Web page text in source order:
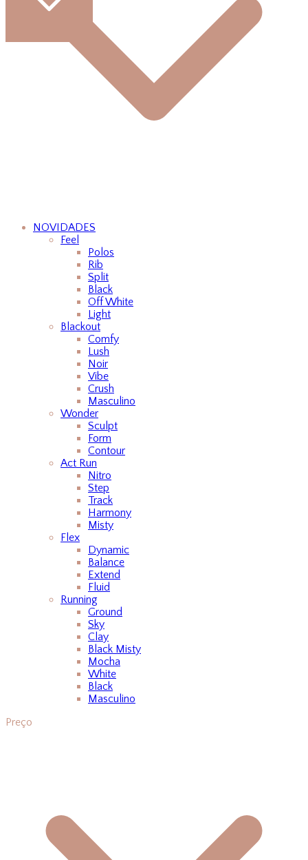
NOVIDADES
Feel
Polos
Rib
Split
Black
Off White
Light
Blackout
Comfy
Lush
Noir
Vibe
Crush
Masculino
Wonder
Sculpt
Form
Contour
Act Run
Nitro
Step
Track
Harmony
Misty
Flex
Dynamic
Balance
Extend
Fluid
Running
Ground
Sky
Clay
Black Misty
Mocha
White
Black
Masculino
Preço